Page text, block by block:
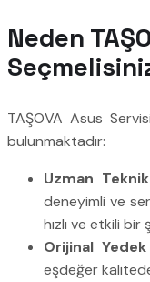
Neden
TAŞOVA Asus
bulunmaktadır:
Uzman
deneyimli ve
hızlı ve etkili
Orijinal Yedek
eşdeğer